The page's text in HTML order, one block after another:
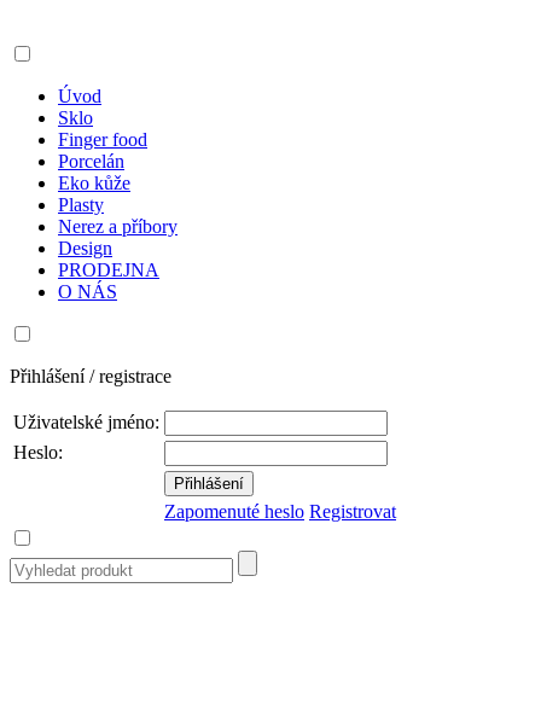
Úvod
Sklo
Finger food
Porcelán
Eko kůže
Plasty
Nerez a příbory
Design
PRODEJNA
O NÁS
Přihlášení / registrace
Uživatelské jméno:
Heslo:
Zapomenuté heslo Registrovat